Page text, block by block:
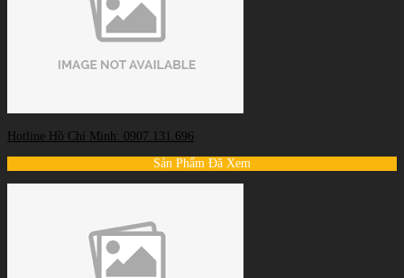
Hotline Hồ Chí Minh: 0907.131.696
Sản Phẩm Đã Xem